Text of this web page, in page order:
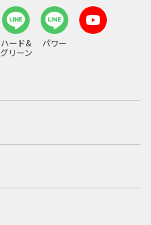
ハード&
グリーン
パワー